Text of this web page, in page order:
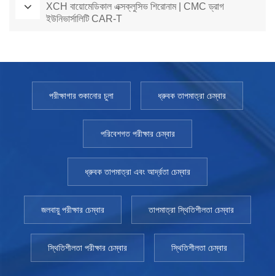
XCH বায়োমেডিকাল এক্সক্লুসিভ শিরোনাম | CMC ড্রাগ
ইউনিভার্সালিটি CAR-T
পরীক্ষাগার শুকানোর চুলা ধ্রুবক তাপমাত্রা চেম্বার
পরিবেশগত পরীক্ষার চেম্বার
ধ্রুবক তাপমাত্রা এবং আর্দ্রতা চেম্বার
জলবায়ু পরীক্ষার চেম্বার তাপমাত্রা স্থিতিশীলতা চেম্বার
স্থিতিশীলতা পরীক্ষার চেম্বার স্থিতিশীলতা চেম্বার